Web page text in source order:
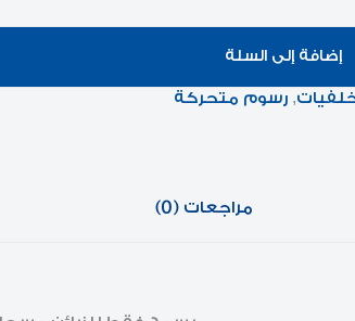
إضافة إلى السلة
, رسوم متحركة
مراجعات (0)